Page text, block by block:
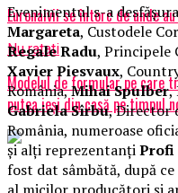
Euronaivii se întorc de unde
Nu ratati
Modelul de formular pe care
putea ieși din casă pe timpul
Evenimentul s-a
Margareta, Custodele
Regale Radu, Principele
Xavier Piesvaux,
România,Mihai Spulber,
Gabriela Sîrbu, Director
România, numeroase
și alți reprezentanțiProfi
fost dat sâmbătă, după
al micilor producători și